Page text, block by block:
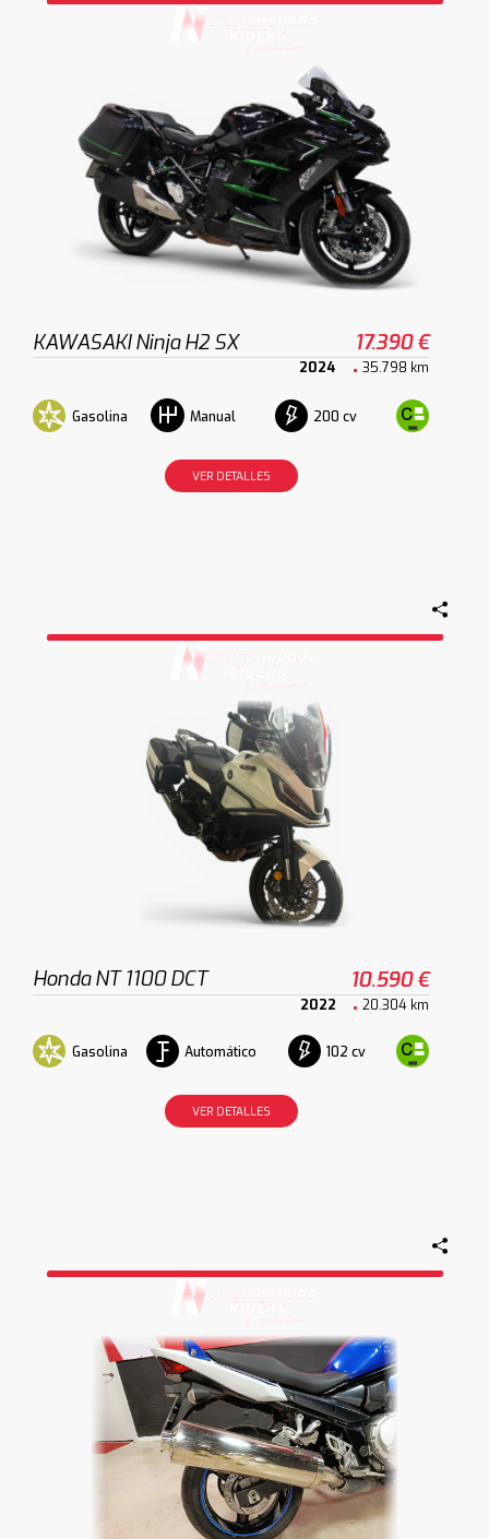
KAWASAKI Ninja H2 SX 17.390 €
2024 35.798 km
Gasolina Manual 200 cv
VER DETALLES
Honda NT 1100 DCT 10.590 €
2022 20.304 km
Gasolina Automático 102 cv
VER DETALLES